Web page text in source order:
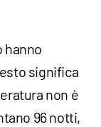
hanno
significa
non è
96 notti,